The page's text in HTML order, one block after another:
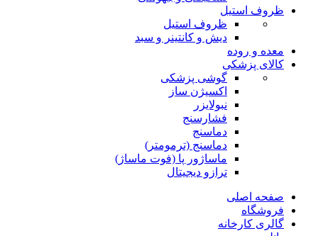
ظروف استیل
ظروف استیل
دیش و کانتینر و سبد
معده و روده
کالای پزشکی
گوشی پزشکی
اکسیژن ساز
نبولایزر
فشارسنج
دماسنج
دماسنج (ترمومتر)
ماساژور پا (فوت ماساژ)
ترازو دیجیتال
صفحه اصلی
فروشگاه
گالری کارخانه